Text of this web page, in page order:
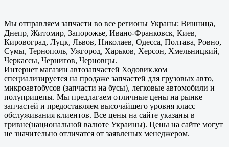
Мы отправляем запчасти во все регионы Украны: Винница,
Днепр, Житомир, Запорожье, Ивано-Франковск, Киев,
Кировоград, Луцк, Львов, Николаев, Одесса, Полтава, Ровно,
Сумы, Тернополь, Ужгород, Харьков, Херсон, Хмельницкий,
Черкассы, Чернигов, Черновцы.
Интернет магазин автозапчастей Ходовик.ком
специализируется на продаже запчастей для грузовых авто,
микроавтобусов (запчасти на бусы), легковые автомобили и
полуприцепы. Мы предлагаем отличные цены на рынке
запчастей и предоставляем высочайшего уровня класс
обслуживания клиентов. Все цены на сайте указаны в
гривне(национальной валюте Украины). Цены на сайте могут
не значительно отличатся от заявленых менеджером.